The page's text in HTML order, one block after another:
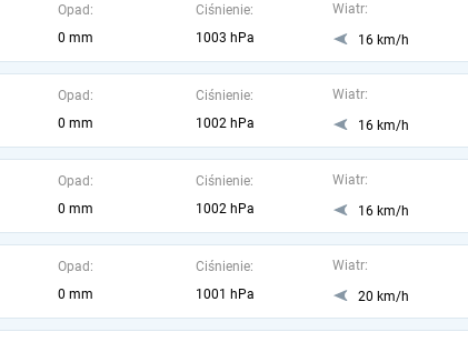
Opad:
0 mm
Ciśnienie:
1003 hPa
Wiatr:
16 km/h
Opad:
0 mm
Ciśnienie:
1002 hPa
Wiatr:
16 km/h
Opad:
0 mm
Ciśnienie:
1002 hPa
Wiatr:
16 km/h
Opad:
0 mm
Ciśnienie:
1001 hPa
Wiatr:
20 km/h